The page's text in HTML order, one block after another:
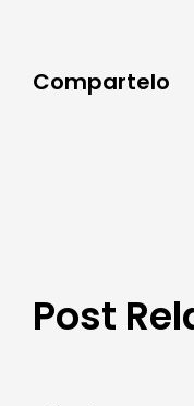
Compartelo
Post